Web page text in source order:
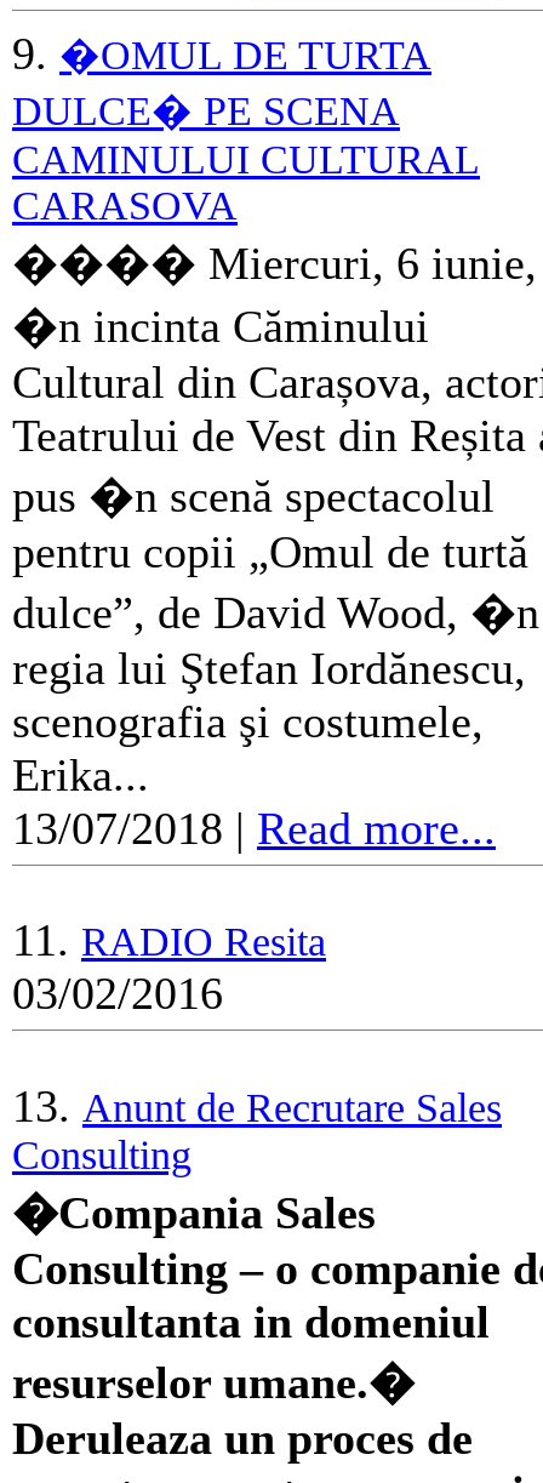
9. �OMUL DE TURTA
DULCE� PE SCENA
CAMINULUI CULTURAL
CARASOVA
���� Miercuri, 6 iunie,
�n incinta Căminului
Cultural din Carașova,
Teatrului de Vest din Reșita
pus �n scenă spectacolul
pentru copii „Omul de turtă
dulce”, de David Wood, �n
regia lui Ştefan Iordănescu,
scenografia şi costumele,
Erika...
13/07/2018 | Read more...
11. RADIO Resita
03/02/2016
13. Anunt de Recrutare Sales
Consulting
�Compania Sales
Consulting – o companie
consultanta in domeniul
resurselor umane.�
Deruleaza un proces de